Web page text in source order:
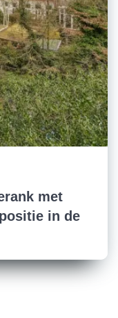
met
in de